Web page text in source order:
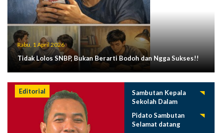
Rabu, 1 April 2026
Tidak Lolos SNBP, Bukan Berarti Bodoh dan Ngga Sukses!!
Editorial
Sambutan Kepala
Sekolah Dalam
Pelepasan Siswa
Tahun 2025
Pidato Sambutan
Selamat datang